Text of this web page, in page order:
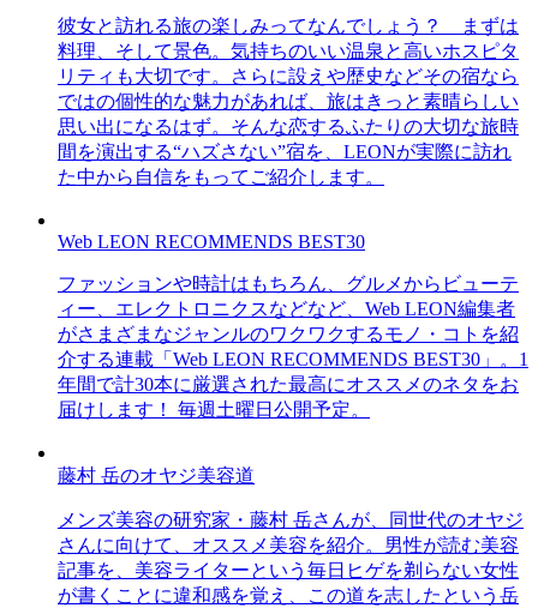
彼女と訪れる旅の楽しみってなんでしょう？ まずは
料理、そして景色。気持ちのいい温泉と高いホスピタ
リティも大切です。さらに設えや歴史などその宿なら
ではの個性的な魅力があれば、旅はきっと素晴らしい
思い出になるはず。そんな恋するふたりの大切な旅時
間を演出する“ハズさない”宿を、LEONが実際に訪れ
た中から自信をもってご紹介します。
Web LEON RECOMMENDS BEST30
ファッションや時計はもちろん、グルメからビューテ
ィー、エレクトロニクスなどなど、Web LEON編集者
がさまざまなジャンルのワクワクするモノ・コトを紹
介する連載「Web LEON RECOMMENDS BEST30」。1
年間で計30本に厳選された最高にオススメのネタをお
届けします！ 毎週土曜日公開予定。
藤村 岳のオヤジ美容道
メンズ美容の研究家・藤村 岳さんが、同世代のオヤジ
さんに向けて、オススメ美容を紹介。男性が読む美容
記事を、美容ライターという毎日ヒゲを剃らない女性
が書くことに違和感を覚え、この道を志したという岳